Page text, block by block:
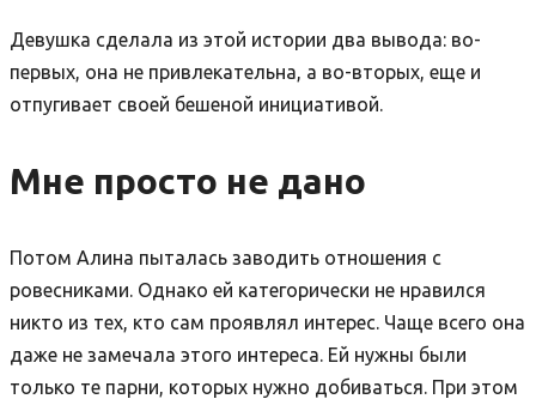
Девушка сделала из этой истории два вывода: во-
первых, она не привлекательна, а во-вторых, еще и
отпугивает своей бешеной инициативой.
Мне просто не дано
Потом Алина пыталась заводить отношения с
ровесниками. Однако ей категорически не нравился
никто из тех, кто сам проявлял интерес. Чаще всего она
даже не замечала этого интереса. Ей нужны были
только те парни, которых нужно добиваться. При этом